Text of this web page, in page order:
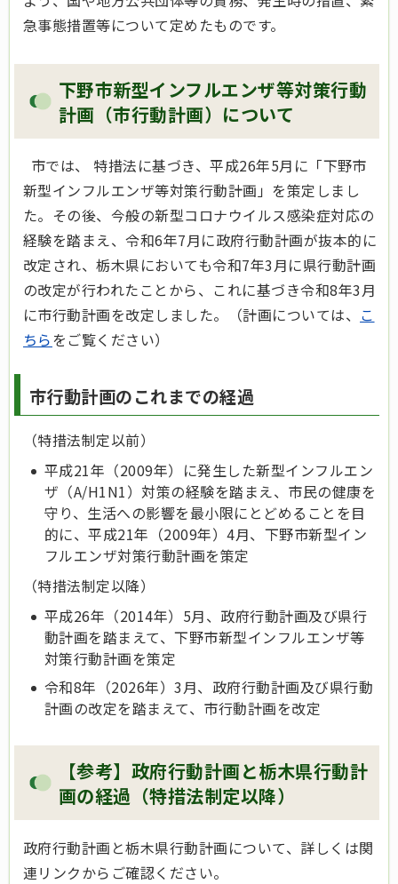
急事態措置等について定めたものです。
下野市新型インフルエンザ等対策行動
計画（市行動計画）について
市では、 特措法に基づき、平成26年5月に「下野市
新型インフルエンザ等対策行動計画」を策定しまし
た。その後、今般の新型コロナウイルス感染症対応の
経験を踏まえ、令和6年7月に政府行動計画が抜本的に
改定され、栃木県においても令和7年3月に県行動計画
の改定が行われたことから、これに基づき令和8年3月
に市行動計画を改定しました。（計画については、 こ
ちらをご覧ください）
市行動計画のこれまでの経過
（特措法制定以前）
平成21年（2009年）に発生した新型インフルエン
ザ（A/H1N1）対策の経験を踏まえ、市民の健康を
守り、生活への影響を最小限にとどめることを目
的に、平成21年（2009年）4月、下野市新型イン
フルエンザ対策行動計画を策定
（特措法制定以降）
平成26年（2014年）5月、政府行動計画及び県行
動計画を踏まえて、下野市新型インフルエンザ等
対策行動計画を策定
令和8年（2026年）3月、政府行動計画及び県行動
計画の改定を踏まえて、市行動計画を改定
【参考】政府行動計画と栃木県行動計
画の経過（特措法制定以降）
政府行動計画と栃木県行動計画について、詳しくは関
連リンクからご確認ください。